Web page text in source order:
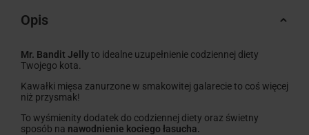
Opis
Mr. Bandit Jellyto idealne uzupełnienie codziennej diety
Twojego kota.
Kawałki mięsa zanurzone w smakowitej galarecie to coś więcej
niż przysmak!
To wyśmienity dodatek do codziennej diety oraz świetny
sposób na nawodnienie kociego łasucha.